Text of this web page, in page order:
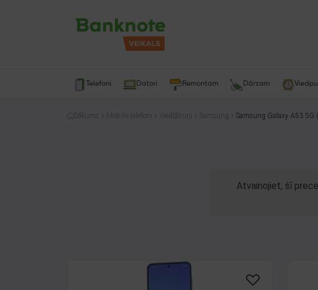
Telefoni Datori Remontam Dārzam
Sākums Mobilie telefoni Viedtālruņi Samsung Samsung Galaxy A53 5G
Atvainojiet, šī